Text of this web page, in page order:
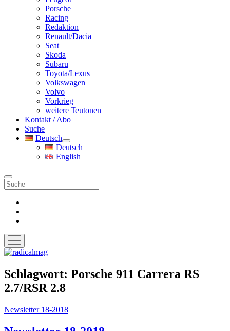
Porsche
Racing
Redaktion
Renault/Dacia
Seat
Skoda
Subaru
Toyota/Lexus
Volkswagen
Volvo
Vorkrieg
weitere Teutonen
Kontakt / Abo
Suche
Deutsch
Menü
öffnen
Deutsch
English
Suche
Menü
öffnen
radicalmag
Schlagwort: Porsche 911 Carrera RS
2.7/RSR 2.8
Newsletter 18-2018